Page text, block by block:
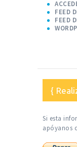
FEED
FEED
Si esta
apóyanos